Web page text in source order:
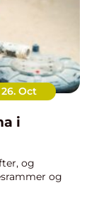
26. Oct
i
og
og